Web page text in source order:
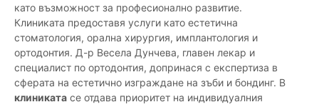
като възможност за професионално развитие.
Клиниката предоставя услуги като естетична
стоматология, орална хирургия, имплантология и
ортодонтия. Д-р Весела Дунчева, главен лекар и
специалист по ортодонтия, допринася с експертиза в
сферата на естетично изграждане на зъби и бондинг. В
клиниката се отдава приоритет на индивидуалния